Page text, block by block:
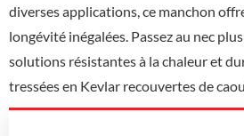
diverses applications, ce manchon
longévité inégalées. Passez au nec
solutions résistantes à la chaleur et
tressées en Kevlar recouvertes de